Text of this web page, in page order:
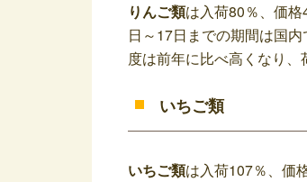
りんご類は入荷80％、価
日～17日までの期間は国
度は前年に比べ高くなり、
いちご類
いちご類は入荷107％、価